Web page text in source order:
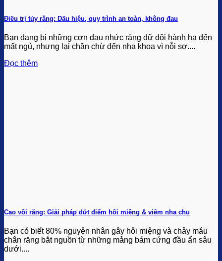
Điều trị tủy răng: Dấu hiệu, quy trình an toàn, không đau
Bạn đang bị những cơn đau nhức răng dữ dội hành hạ đến
mất ngủ, nhưng lại chần chừ đến nha khoa vì nỗi sợ....
Đọc thêm
Cạo vôi răng: Giải pháp dứt điểm hôi miệng & viêm nha chu
Bạn có biết 80% nguyên nhân gây hôi miệng và chảy máu
chân răng bắt nguồn từ những mảng bám cứng đầu ẩn sâu
dưới....